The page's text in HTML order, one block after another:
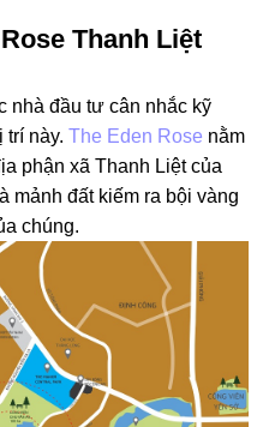
Thanh Liệt
nhà đầu tư cân nhắc kỹ
trí này.The Eden Rose nằm
phận xã Thanh Liệt của
mảnh đất kiếm ra bội vàng
chúng.